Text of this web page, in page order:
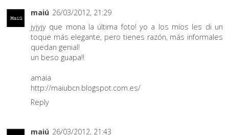
maiú 26/03/2012, 21:29
jyjyjy que mona la última foto! yo a los míos les di un
toque más elegante, pero tienes razón, más informales
quedan genial!
un beso guapa!!
amaia
http://maiubcn.blogspot.com.es/
Reply
maiú 26/03/2012, 21:43